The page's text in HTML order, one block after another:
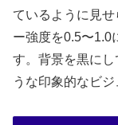
ているように見
ー強度を0.5〜1.0
す。背景を黒に
うな印象的なビジ